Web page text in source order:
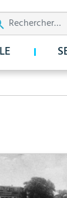
au
contenu